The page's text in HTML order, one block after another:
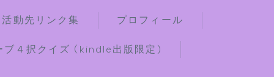
動先リンク集 プロフィール
４択クイズ (kindle出版限定)